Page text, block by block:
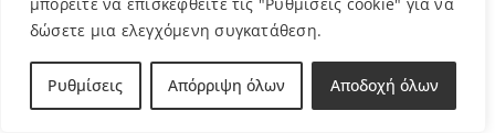
δώσετε μια ελεγχόμενη συγκατάθεση.
Ρυθμίσεις Απόρριψη όλων Αποδοχή όλων
Μπομπονιέρες(202)